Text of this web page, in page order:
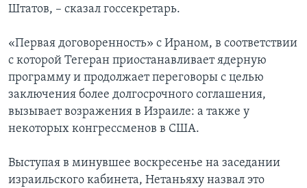
Штатов, – сказал госсекретарь.
«Первая договоренность» с Ираном, в соответствии
с которой Тегеран приостанавливает ядерную
программу и продолжает переговоры с целью
заключения более долгосрочного соглашения,
вызывает возражения в Израиле: а также у
некоторых конгрессменов в США.
Выступая в минувшее воскресенье на заседании
израильского кабинета, Нетаньяху назвал это